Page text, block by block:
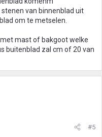
van binnenblad uit
om te metselen.
mast of bakgoot welke
buitenblad zal cm of 20 van
#5